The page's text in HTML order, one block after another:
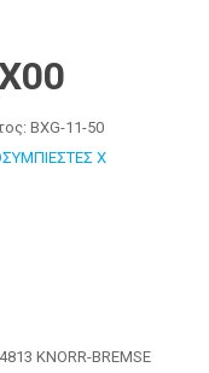
BXG-11-50
X
KNORR-BREMSE